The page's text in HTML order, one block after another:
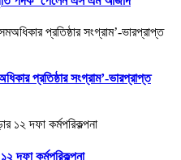
প্রতিষ্ঠার সংগ্রাম’-ভারপ্রাপ্ত
দফা কর্মপরিকল্পনা